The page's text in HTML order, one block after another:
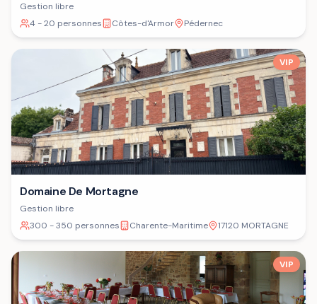
Gestion libre
4 - 20 personnes
Côtes-d'Armor Pédernec
VIP
Domaine De Mortagne
Gestion libre
300 - 350 personnes
Charente-Maritime 17120 MORTAGNE
VIP